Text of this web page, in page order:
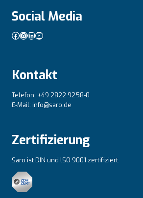
Social Media
Facebook
Instagram
LinkedIn
YouTube
Kontakt
Telefon: +49 2822 9258-0
E-Mail: info@saro.de
Zertifizierung
Saro ist DIN und lSO 9001 zertifiziert.